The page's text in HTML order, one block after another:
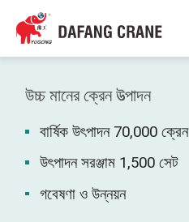
উচ্চ মানের ক্রেন উত্পাদন
বার্ষিক উৎপাদন 70,000 ক্রেন
উৎপাদন সরঞ্জাম 1,500 সেট
গবেষণা ও উন্নয়ন
हिन्दी
Bahasa Indonesia
Bahasa Melayu
Tiếng Việt
فارسی
Pilipino
اردو